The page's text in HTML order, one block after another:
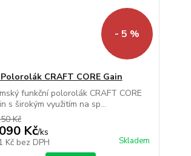
- 5 %
CRAFT CORE Gain
funkční polorolák CRAFT CORE
s širokým využitím na sp...
Kč
Kč/ks
Kč bez DPH Skladem